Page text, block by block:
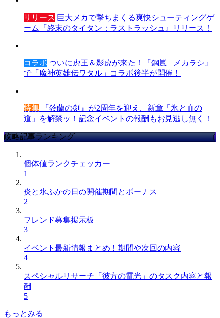
リリース 巨大メカで撃ちまくる爽快シューティングゲ
ーム『終末のタイタン：ラストラッシュ』リリース！
コラボ ついに虎王＆影虎が来た！『鋼嵐 - メカラシ』
で「魔神英雄伝ワタル」コラボ後半が開催！
特集 『鈴蘭の剣』が2周年を迎え、新章「氷と血の
道」を解禁ッ！記念イベントの報酬もお見逃し無く！
攻略記事ランキング
個体値ランクチェッカー
1
炎と氷ふかの日の開催期間とボーナス
2
フレンド募集掲示板
3
イベント最新情報まとめ！期間や次回の内容
4
スペシャルリサーチ「彼方の電光」のタスク内容と報
酬
5
もっとみる